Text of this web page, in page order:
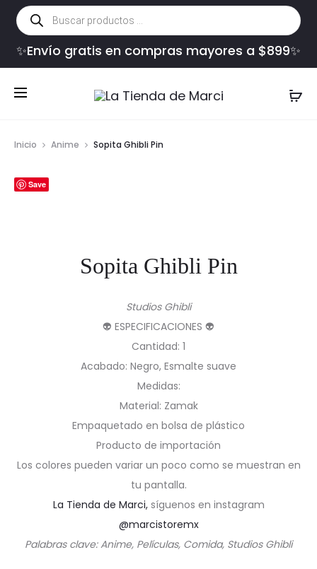
Búsqueda
de
productos
✨Envío gratis en compras mayores a $899✨
Inicio Anime Sopita Ghibli Pin
Save
Sopita Ghibli Pin
Studios Ghibli
👽 ESPECIFICACIONES 👽
Cantidad: 1
Acabado: Negro, Esmalte suave
Medidas:
Material: Zamak
Empaquetado en bolsa de plástico
Producto de importación
Los colores pueden variar un poco como se muestran en
tu pantalla.
La Tienda de Marci, síguenos en instagram
@marcistoremx
Palabras clave: Anime, Películas, Comida, Studios Ghibli